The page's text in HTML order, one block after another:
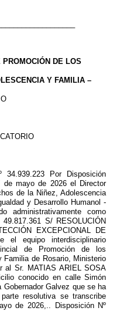
DE LOS
Y FAMILIA –
Por Disposición
de mayo de 2026 el Director
de la Niñez, Adolescencia
y Desarrollo Humanol -
administrativamente como
S/ RESOLUCIÓN
EXCEPCIONAL DE
el equipo interdisciplinario
de Promoción de los
Familia de Rosario, Ministerio
al Sr. MATIAS ARIEL SOSA
conocido en calle Simón
Galvez que se ha
resolutiva se transcribe
de 2026,.. Disposición Nº